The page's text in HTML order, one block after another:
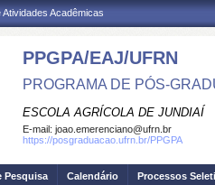
Acadêmicas
PPGPA/EAJ/UFRN
PROGRAMA DE PÓS-
ESCOLA AGRÍCOLA DE JUNDIAÍ
E-mail: joao.emerenciano@ufrn.br
https://posgraduacao.ufrn.br/PPGPA
Pesquisa Calendário Processos